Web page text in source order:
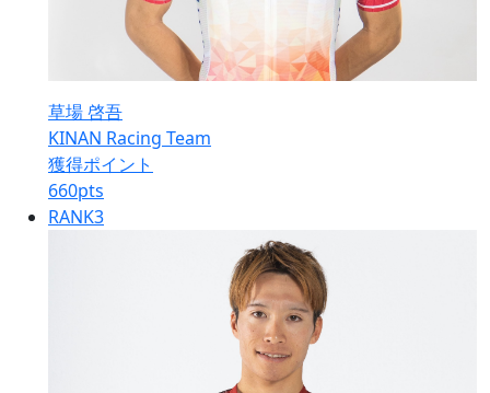
草場 啓吾
KINAN Racing Team
獲得ポイント
660pts
RANK3